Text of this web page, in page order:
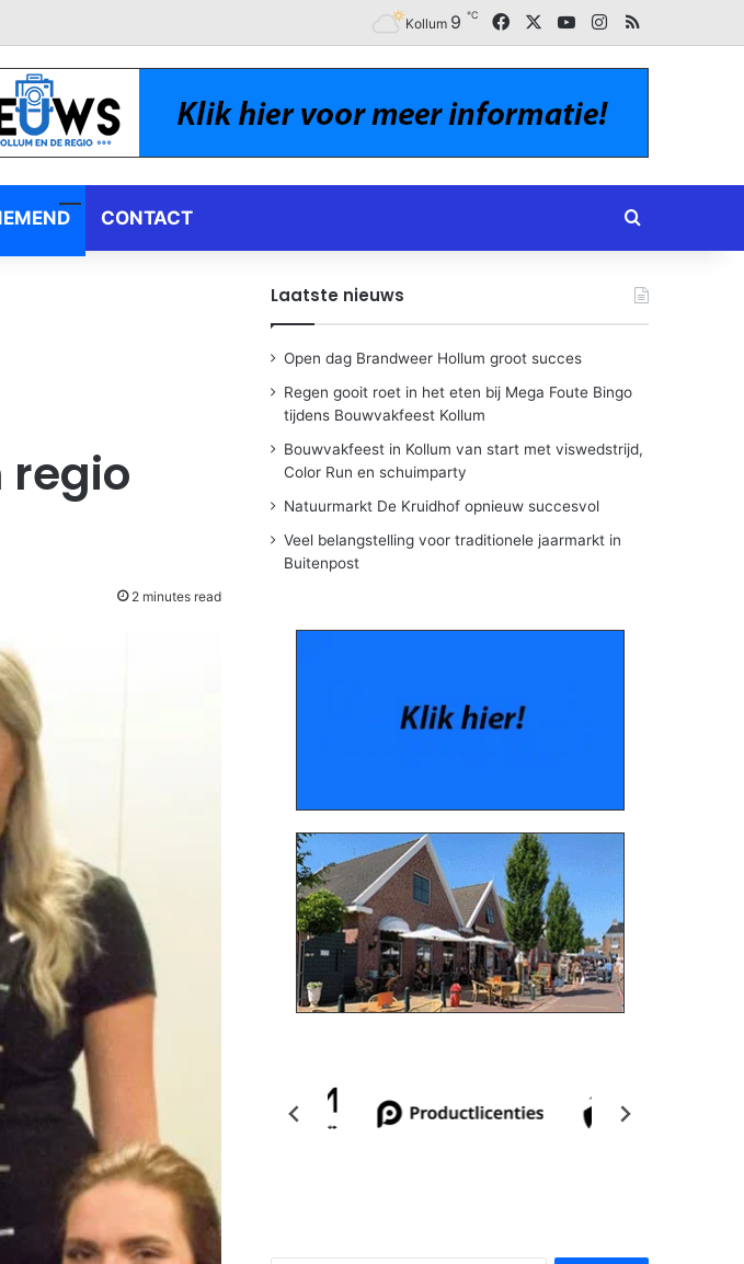
Kollum 9 ℃ FacebookYouTubeInstagram
RSS
CONTACT Zoeken naar
2 minutes read
Laatste nieuws
Open dag Brandweer Hollum groot succes
Regen gooit roet in het eten bij Mega Foute Bingo
tijdens Bouwvakfeest Kollum
Bouwvakfeest in Kollum van start met viswedstrijd,
Color Run en schuimparty
Natuurmarkt De Kruidhof opnieuw succesvol
Veel belangstelling voor traditionele jaarmarkt in
Buitenpost